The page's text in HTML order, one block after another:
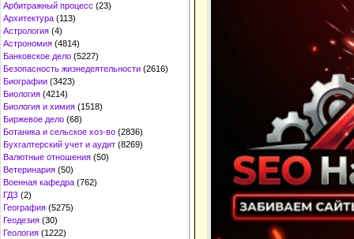
Арбитражный процесс (23)
Архитектура (113)
Астрология (4)
Астрономия (4814)
Банковское дело (5227)
Безопасность жизнедеятельности (2616)
Биографии (3423)
Биология (4214)
Биология и химия (1518)
Биржевое дело (68)
Ботаника и сельское хоз-во (2836)
Бухгалтерский учет и аудит (8269)
Валютные отношения (50)
Ветеринария (50)
Военная кафедра (762)
ГДЗ (2)
География (5275)
Геодезия (30)
Геология (1222)